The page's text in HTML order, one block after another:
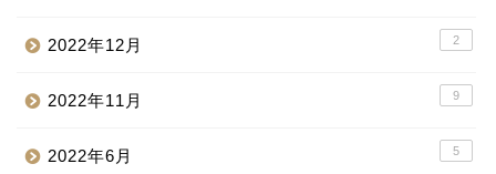
2022年12月 2
2022年11月 9
2022年6月 5